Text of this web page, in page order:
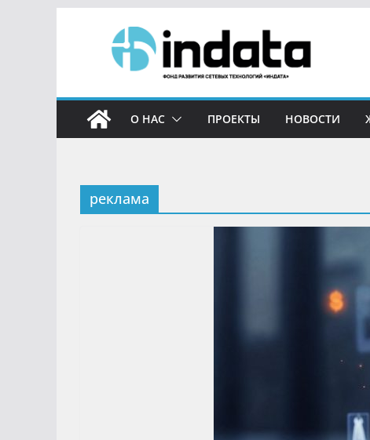
О НАС ПРОЕКТЫ НОВОСТИ
реклама